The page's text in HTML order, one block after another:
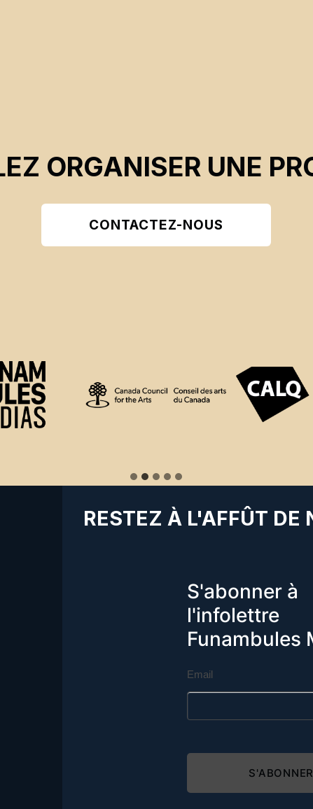
ORGANISER UNE
CONTACTEZ-NOUS
RESTEZ À L'AFFÛT DE
S'abonner à
l'infolettre
Funambules
Email
S'ABONNER